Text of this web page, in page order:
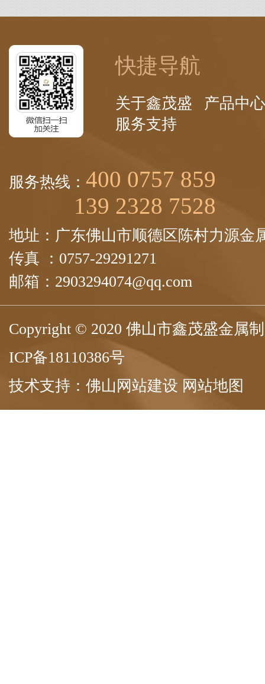
快捷导航
关于鑫茂盛
产品中心
服务支持
服务热线： 400 0757 859
139 2328 7528
地址：广东佛山市顺德区陈村力源金
传真 ：0757-29291271
邮箱：2903294074@qq.com
Copyright © 2020 佛山市鑫茂盛金属
ICP备18110386号
技术支持： 佛山网站建设 网站地图